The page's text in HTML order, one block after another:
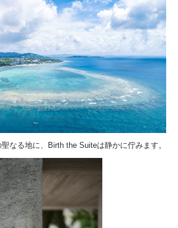
なる地に、Birth the Suiteは静かに佇みます。